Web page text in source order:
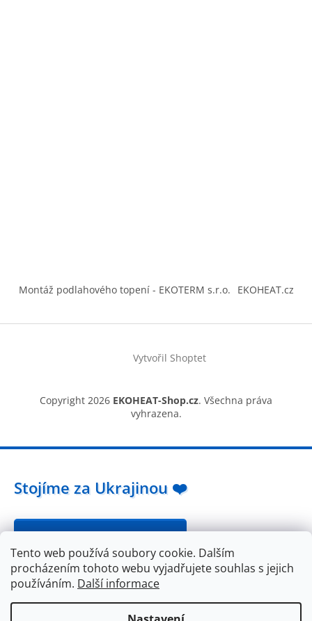
Tento web používá soubory cookie. Dalším
procházením tohoto webu vyjadřujete souhlas s jejich
používáním. Další informace
Montáž podlahového topení - EKOTERM s.r.o. EKOHEAT.cz
Vytvořil Shoptet
Copyright 2026 EKOHEAT-Shop.cz. Všechna práva
vyhrazena.
Stojíme za Ukrajinou ❤️